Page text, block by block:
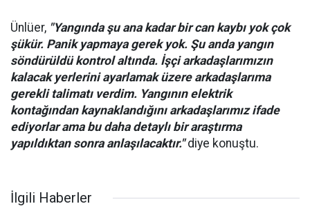
Ünlüer, "Yangında şu ana kadar bir can kaybı yok çok
şükür. Panik yapmaya gerek yok. Şu anda yangın
söndürüldü kontrol altında. İşçi arkadaşlarımızın
kalacak yerlerini ayarlamak üzere arkadaşlarıma
gerekli talimatı verdim. Yangının elektrik
kontağından kaynaklandığını arkadaşlarımız ifade
ediyorlar ama bu daha detaylı bir araştırma
yapıldıktan sonra anlaşılacaktır."diye konuştu.
İlgili Haberler